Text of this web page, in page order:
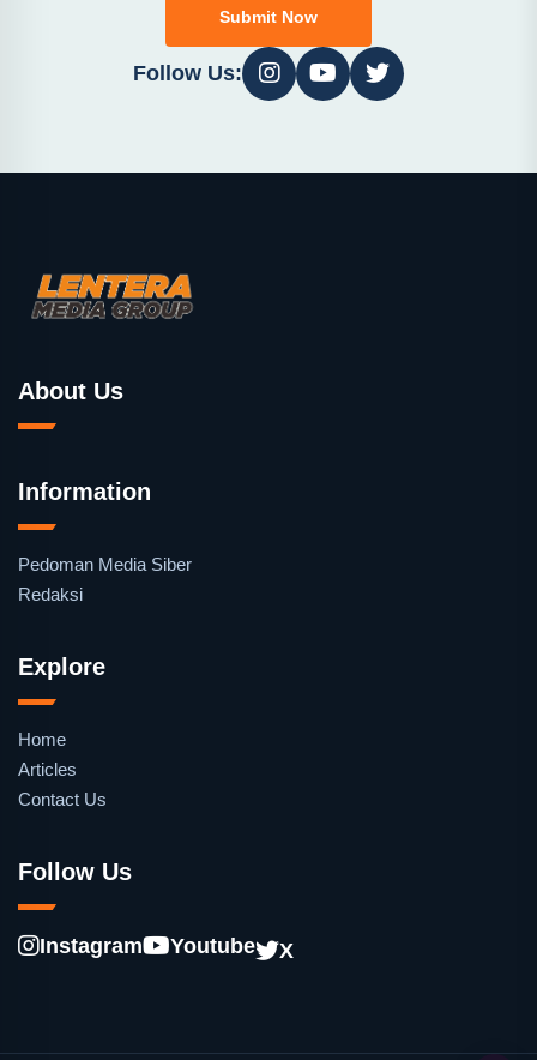
Submit Now
Follow Us:
About Us
Information
Pedoman Media Siber
Redaksi
Explore
Home
Articles
Contact Us
Follow Us
Instagram Youtube X